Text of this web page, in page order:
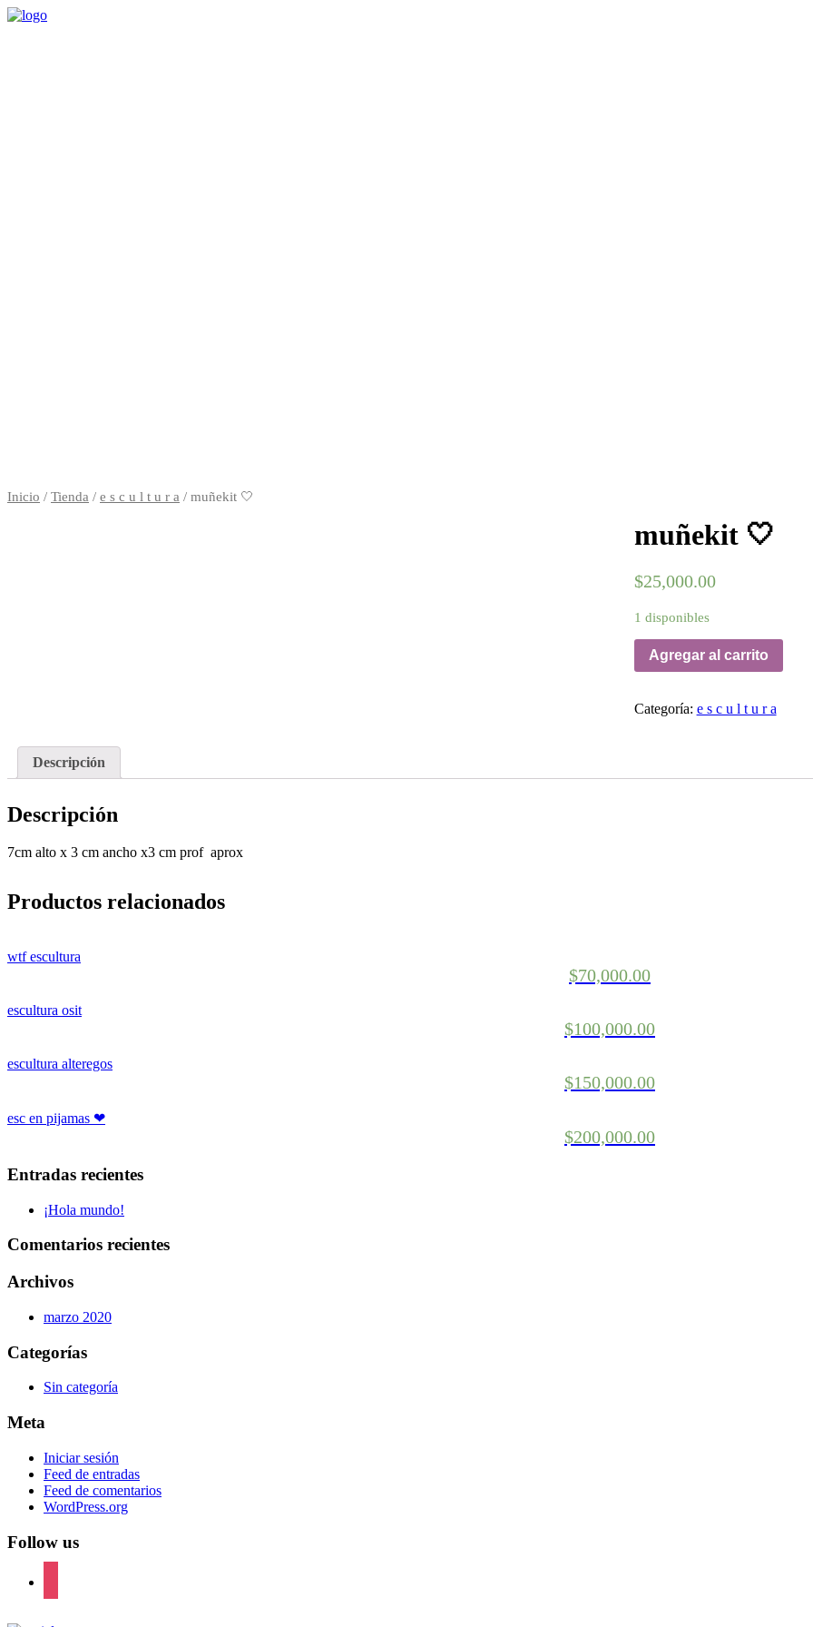
Inicio / Tienda / e s c u l t u r a / muñekit 🤍
muñekit 🤍
$25,000.00
1 disponibles
Agregar al carrito
Categoría: e s c u l t u r a
Descripción
Descripción
7cm alto x 3 cm ancho x3 cm prof aprox
Productos relacionados
wtf escultura
$70,000.00
escultura osit
$100,000.00
escultura alteregos
$150,000.00
esc en pijamas ❤
$200,000.00
Entradas recientes
¡Hola mundo!
Comentarios recientes
Archivos
marzo 2020
Categorías
Sin categoría
Meta
Iniciar sesión
Feed de entradas
Feed de comentarios
WordPress.org
Follow us